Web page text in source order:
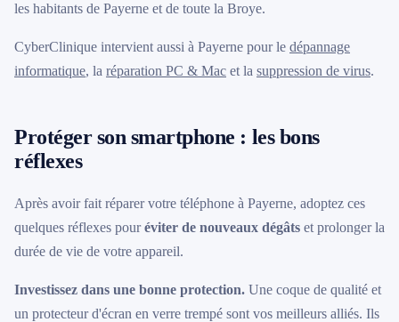
les habitants de Payerne et de toute la Broye.
CyberClinique intervient aussi à Payerne pour le dépannage
informatique, la réparation PC & Mac et la suppression de virus.
Protéger son smartphone : les bons
réflexes
Après avoir fait réparer votre téléphone à Payerne, adoptez ces
quelques réflexes pouréviter de nouveaux dégâts et prolonger la
durée de vie de votre appareil.
Investissez dans une bonne protection. Une coque de qualité et
un protecteur d'écran en verre trempé sont vos meilleurs alliés. Ils